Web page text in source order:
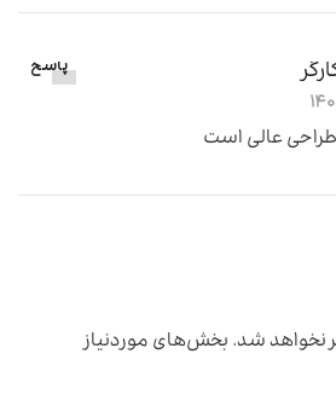
پاسخ
عالی است
نخواهد شد.بخش‌های موردنیاز